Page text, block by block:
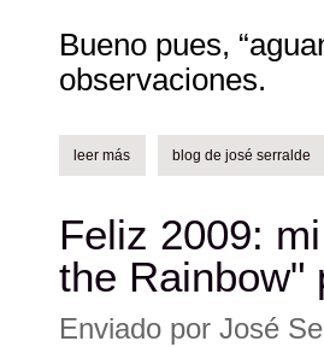
Bueno pues,
observaciones.
leer más sobre audio: improvisación -
blog de josé serralde
Feliz 2009:
the Rainbow"
Enviado por José